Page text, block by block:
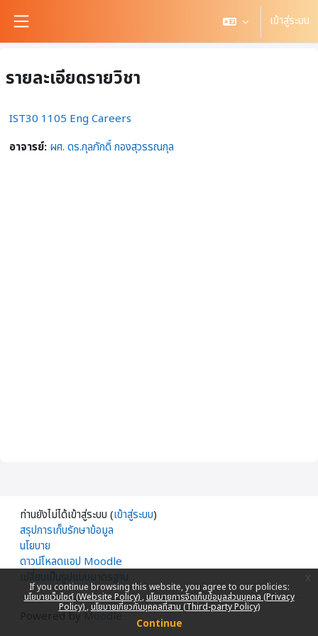
If you continue browsing this website, you agree to our policies:
นโยบายเว็บไซต์ (Website Policy) นโยบายการจัดเก็บข้อมูลส่วนบุคคล (Privacy
Policy) นโยบายเกี่ยวกับบุคคลที่สาม (Third-party Policy)
Continue
เข้าสู่ระบบ
รายละเอียดรายวิชา
IST30 1105 Eng Careers
อาจารย์: ผศ. ดร.กุลภักดิ์ กองสุวรรณกุล
ท่านยังไม่ได้เข้าสู่ระบบ (เข้าสู่ระบบ)
สรุปการเก็บรักษาข้อมูล
นโยบาย
ดาวน์โหลดแอป Moodle
เปลี่ยนเป็นรูปแบบมาตรฐาน
Powered byMoodle